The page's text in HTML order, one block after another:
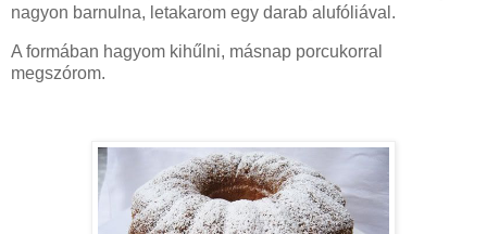
nagyon barnulna, letakarom egy darab alufóliával.
A formában hagyom kihűlni, másnap porcukorral
megszórom.